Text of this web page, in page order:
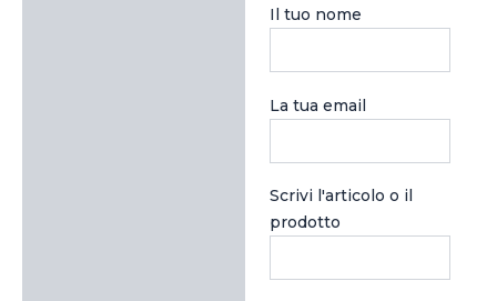
Il tuo nome
La tua email
Scrivi l'articolo o il
prodotto